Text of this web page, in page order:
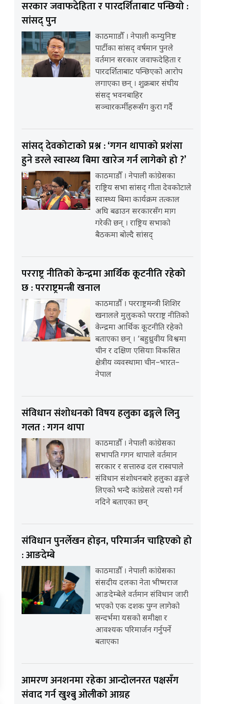
सरकार जवाफदेहिता र पारदर्शिताबाट पन्छियो :
सांसद् पुन
काठमााडौँ । नेपाली कम्युनिष्ट
पार्टीका सांसद् वर्षमान पुनले
वर्तमान सरकार जवाफदेहिता र
पारदर्शिताबाट पन्छिएको आरोप
लगाएका छन् । शुक्रबार संघीय
संसद् भवनबाहिर
सञ्चारकर्मीहरूसँग कुरा गर्दै
सांसद् देवकोटाको प्रश्न : ‘गगन थापाको प्रशंसा
हुने डरले स्वास्थ्य बिमा खारेज गर्न लागेको हो ?’
काठमाडौँ । नेपाली कांग्रेसका
राष्ट्रिय सभा सांसद् गीता देवकोटाले
स्वास्थ्य बिमा कार्यक्रम तत्काल
अघि बढाउन सरकारसँग माग
गरेकी छन् । राष्ट्रिय सभाको
बैठकमा बोल्दै सांसद्
परराष्ट्र नीतिको केन्द्रमा आर्थिक कूटनीति रहेको
छ : परराष्ट्रमन्त्री खनाल
काठमाडौँ । परराष्ट्रमन्त्री शिशिर
खनालले मुलुकको परराष्ट्र नीतिको
केन्द्रमा आर्थिक कूटनीति रहेको
बताएका छन् । ‘बहुध्रुवीय विश्वमा
चीन र दक्षिण एसियाः विकसित
क्षेत्रीय व्यवस्थामा चीन–भारत–
नेपाल
संविधान संशोधनको विषय हलुका ढङ्गले लिनु
गलत : गगन थापा
काठमाडौँ । नेपाली कांग्रेसका
सभापति गगन थापाले वर्तमान
सरकार र सत्तारुढ दल रास्वपाले
संविधान संशोधनबारे हलुका ढङ्गले
लिएको भन्दै कांग्रेसले त्यसो गर्न
नदिने बताएका छन्
संविधान पुनर्लेखन होइन, परिमार्जन चाहिएको हो
: आङदेम्बे
काठमाडौँ । नेपाली कांग्रेसका
संसदीय दलका नेता भीष्मराज
आङदेम्बेले वर्तमान संविधान जारी
भएको एक दशक पुग्न लागेको
सन्दर्भमा यसको समीक्षा र
आवश्यक परिमार्जन गर्नुपर्ने
बताएका
आमरण अनशनमा रहेका आन्दोलनरत पक्षसँग
संवाद गर्न खुश्बु ओलीको आग्रह